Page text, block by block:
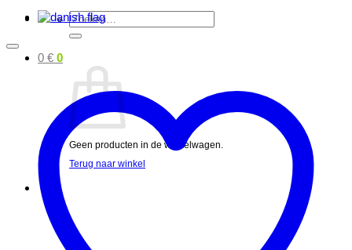
Zoeken
naar:
0 € 0
Geen producten in de winkelwagen.
Terug naar winkel